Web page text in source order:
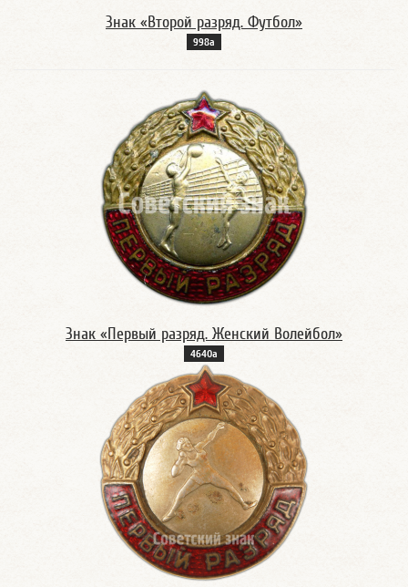
Знак «Второй разряд. Футбол»
998а
Знак «Первый разряд. Женский Волейбол»
4640а